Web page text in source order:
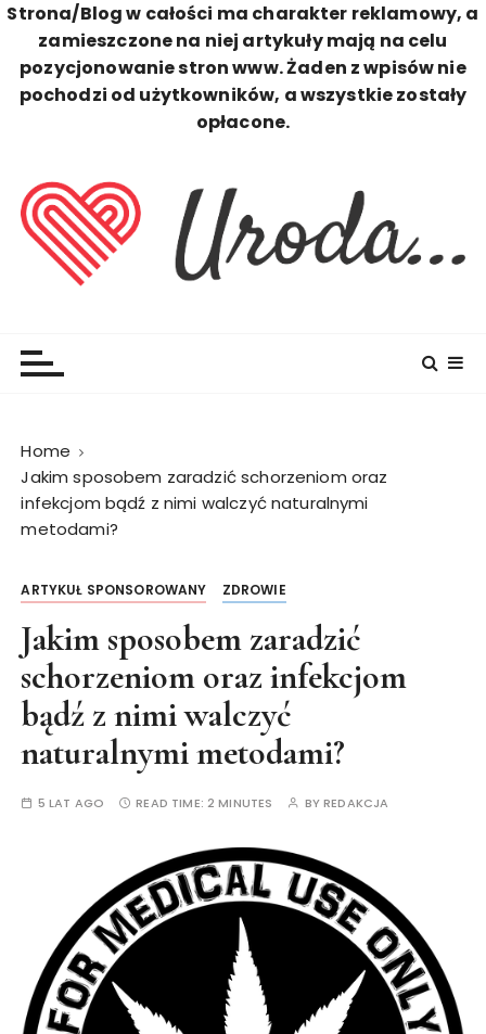
Strona/Blog w całości ma charakter reklamowy, a
zamieszczone na niej artykuły mają na celu
pozycjonowanie stron www. Żaden z wpisów nie
pochodzi od użytkowników, a wszystkie zostały
opłacone.
Home
Jakim sposobem zaradzić schorzeniom oraz
infekcjom bądź z nimi walczyć naturalnymi
metodami?
ARTYKUŁ SPONSOROWANY ZDROWIE
Jakim sposobem zaradzić
schorzeniom oraz infekcjom
bądź z nimi walczyć
naturalnymi metodami?
5 LAT AGO READ TIME: 2 MINUTES BYREDAKCJA